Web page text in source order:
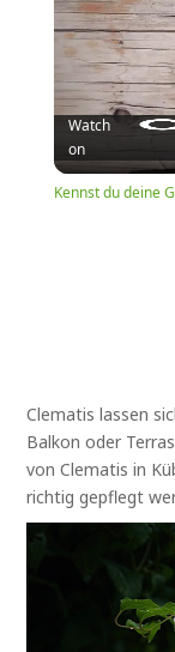
Watch
on
Kennst du deine
Clematis lassen
Balkon oder
von Clematis in
richtig gepflegt